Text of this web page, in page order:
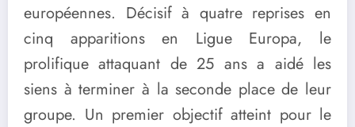
européennes. Décisif à quatre reprises en
cinq apparitions en Ligue Europa, le
prolifique attaquant de 25 ans a aidé les
siens à terminer à la seconde place de leur
groupe. Un premier objectif atteint pour le